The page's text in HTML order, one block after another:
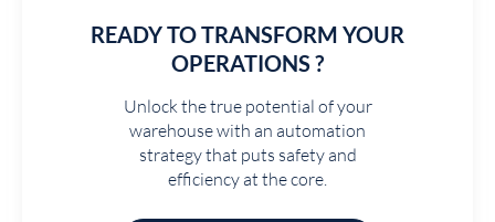
READY TO TRANSFORM YOUR
OPERATIONS ?
Unlock the true potential of your
warehouse with an automation
strategy that puts safety and
efficiency at the core.